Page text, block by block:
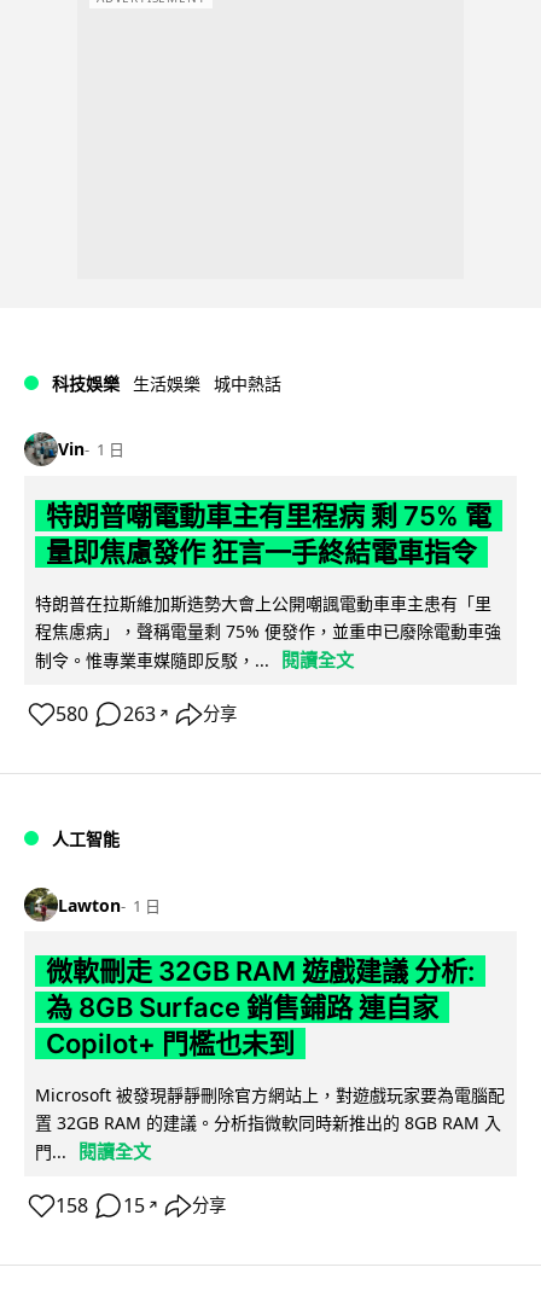
科技娛樂 生活娛樂 城中熱話
Vin 1 日
特朗普嘲電動車主有里程病 剩 75% 電
量即焦慮發作 狂言一手終結電車指令
特朗普在拉斯維加斯造勢大會上公開嘲諷電動車車主患有「里
程焦慮病」，聲稱電量剩 75% 便發作，並重申已廢除電動車強
制令。惟專業車媒隨即反駁，...
閱讀全文
580 263 ↗ 分享
人工智能
Lawton 1 日
微軟刪走 32GB RAM 遊戲建議 分析:
為 8GB Surface 銷售鋪路 連自家
Copilot+ 門檻也未到
Microsoft 被發現靜靜刪除官方網站上，對遊戲玩家要為電腦配
置 32GB RAM 的建議。分析指微軟同時新推出的 8GB RAM 入
門...
閱讀全文
158 15 ↗ 分享